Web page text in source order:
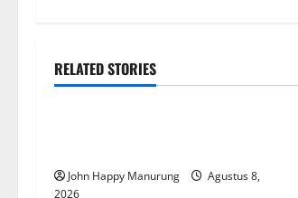
RELATED STORIES
Nasional Uncategorized
John Happy Manurung
Agustus 8,
2026